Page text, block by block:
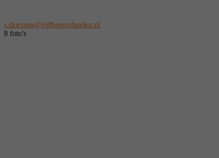
s.driessen@vijfheerenlanden.nl
8 foto's